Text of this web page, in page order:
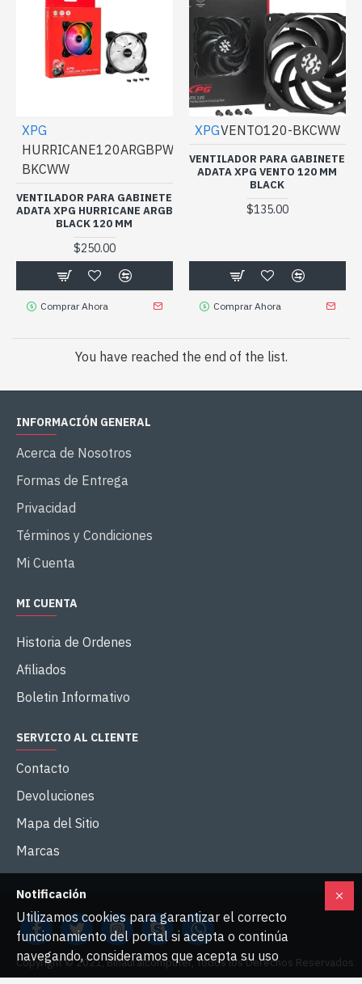
XPG
HURRICANE120ARGBPWM-
BKCWW
VENTILADOR PARA GABINETE
ADATA XPG HURRICANE ARGB
BLACK 120 MM
$250.00
Comprar Ahora
XPGVENTO120-BKCWW
VENTILADOR PARA GABINETE
ADATA XPG VENTO 120 MM
BLACK
$135.00
Comprar Ahora
You have reached the end of the list.
INFORMACIÓN GENERAL
Acerca de Nosotros
Formas de Entrega
Privacidad
Términos y Condiciones
Mi Cuenta
MI CUENTA
Historia de Ordenes
Afiliados
Boletin Informativo
SERVICIO AL CLIENTE
Contacto
Devoluciones
Mapa del Sitio
Marcas
Copyright © 2021, Binauralcomputer, Todos los Derechos Reservados
Notificación
Utilizamos cookies para garantizar el correcto
funcionamiento del portal si acepta o continúa
navegando, consideramos que acepta su uso